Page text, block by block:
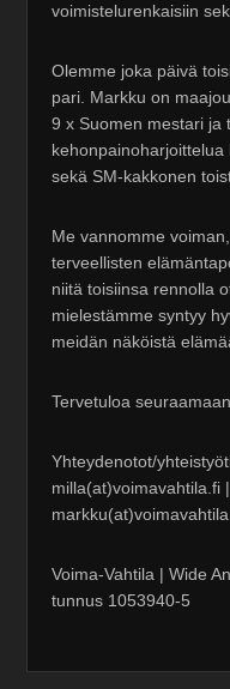
voimistelurenkaisiin
Olemme joka päivä
pari. Markku on
9 x Suomen mestari ja
sekä SM-kakkonen
Me vannomme
terveellisten
niitä toisiinsa rennolla
mielestämme syntyy
meidän näköistä
Tervetuloa
Yhteydenotot/
milla(at)voimavahtila.fi
Voima-Vahtila | Wide
tunnus 1053940-5